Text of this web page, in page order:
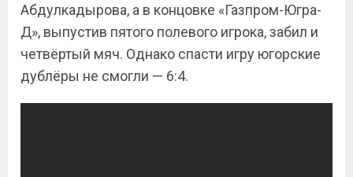
Абдулкадырова, а в концовке «Газпром-Югра-
Д», выпустив пятого полевого игрока, забил и
четвёртый мяч. Однако спасти игру югорские
дублёры не смогли — 6:4.